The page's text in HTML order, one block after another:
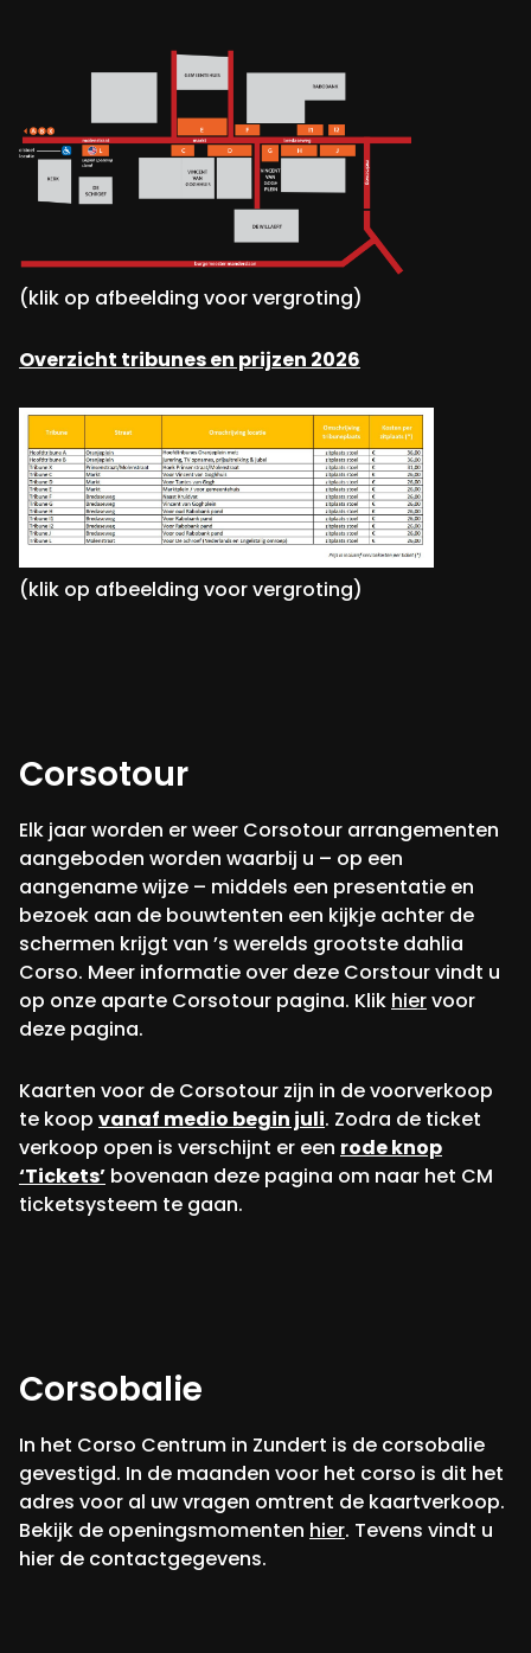
(klik op afbeelding voor vergroting)
Overzicht tribunes en prijzen 2026
(klik op afbeelding voor vergroting)
Corsotour
Elk jaar worden er weer Corsotour arrangementen
aangeboden worden waarbij u – op een
aangename wijze – middels een presentatie en
bezoek aan de bouwtenten een kijkje achter de
schermen krijgt van ’s werelds grootste dahlia
Corso. Meer informatie over deze Corstour vindt u
op onze aparte Corsotour pagina. Klik hiervoor
deze pagina.
Kaarten voor de Corsotour zijn in de voorverkoop
te koop vanaf medio begin juli. Zodra de ticket
verkoop open is verschijnt er een rode knop
‘Tickets’ bovenaan deze pagina om naar het CM
ticketsysteem te gaan.
Corsobalie
In het Corso Centrum in Zundert is de corsobalie
gevestigd. In de maanden voor het corso is dit het
adres voor al uw vragen omtrent de kaartverkoop.
Bekijk de openingsmomenten hier. Tevens vindt u
hier de contactgegevens.